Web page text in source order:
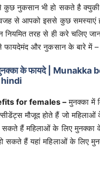
कुछ नुकसान भी हो सकते है
वजह से आपको इससे कुछ समस्याएं
नियमित तरह से ही करे चलिए
फायदेमंद और नुकसान के बारे में –
के फायदे | Munakka
for females –मुनक्का में
मौजूद होते हैं जो महिलाओं
सकते हैं महिलाओं के लिए मुनक्का
सकते हैं यहां महिलाओं के लिए